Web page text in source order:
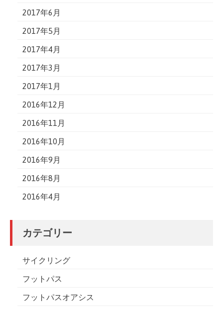
2017年6月
2017年5月
2017年4月
2017年3月
2017年1月
2016年12月
2016年11月
2016年10月
2016年9月
2016年8月
2016年4月
カテゴリー
サイクリング
フットパス
フットパスオアシス